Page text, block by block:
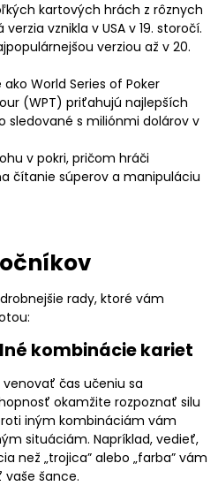
kartových hrách z rôznych
vznikla v USA v 19. storočí.
verziou až v 20.
World Series of Poker
(WPT) priťahujú najlepších
sledované s miliónmi dolárov v
v pokri, pričom hráči
čítanie súperov a manipuláciu
rady, ktoré vám
kombinácie kariet
čas učeniu sa
okamžite rozpoznať silu
iným kombináciám vám
situáciám. Napríklad, vedieť,
než „trojica” alebo „farba” vám
šance.